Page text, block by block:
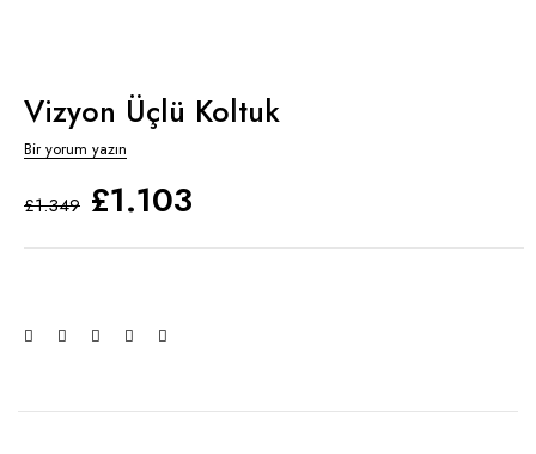
Vizyon Üçlü Koltuk
Bir yorum yazın
£1.349 £1.103